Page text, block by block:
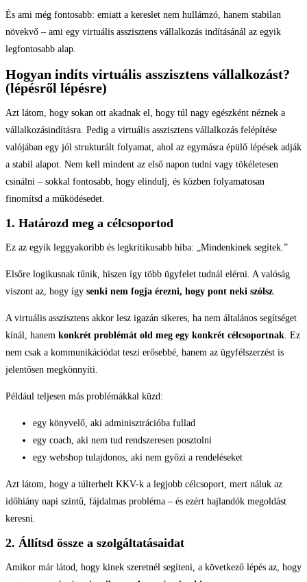
És ami még fontosabb: emiatt a kereslet nem hullámzó, hanem stabilan
növekvő – ami egy virtuális asszisztens vállalkozás indításánál az egyik
legfontosabb alap.
Hogyan indíts virtuális asszisztens vállalkozást?
(lépésről lépésre)
Azt látom, hogy sokan ott akadnak el, hogy túl nagy egészként néznek a
vállalkozásindításra. Pedig a virtuális asszisztens vállalkozás felépítése
valójában egy jól strukturált folyamat, ahol az egymásra épülő lépések adják
a stabil alapot. Nem kell mindent az első napon tudni vagy tökéletesen
csinálni – sokkal fontosabb, hogy elindulj, és közben folyamatosan
finomítsd a működésedet.
1. Határozd meg a célcsoportod
Ez az egyik leggyakoribb és legkritikusabb hiba: „Mindenkinek segítek.”
Elsőre logikusnak tűnik, hiszen így több ügyfelet tudnál elérni. A valóság
viszont az, hogy így senki nem fogja érezni, hogy pont neki szólsz.
A virtuális asszisztens akkor lesz igazán sikeres, ha nem általános segítséget
kínál, hanem konkrét problémát old meg egy konkrét célcsoportnak. Ez
nem csak a kommunikációdat teszi erősebbé, hanem az ügyfélszerzést is
jelentősen megkönnyíti.
Például teljesen más problémákkal küzd:
egy könyvelő, aki adminisztrációba fullad
egy coach, aki nem tud rendszeresen posztolni
egy webshop tulajdonos, aki nem győzi a rendeléseket
Azt látom, hogy a túlterhelt KKV-k a legjobb célcsoport, mert náluk az
időhiány napi szintű, fájdalmas probléma – és ezért hajlandók megoldást
keresni.
2. Állítsd össze a szolgáltatásaidat
Amikor már látod, hogy kinek szeretnél segíteni, a következő lépés az, hogy